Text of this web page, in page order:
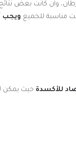
وان كانت بعض نتائج
مناسبة للجميع ويجب
للأكسدة حيث يمكن